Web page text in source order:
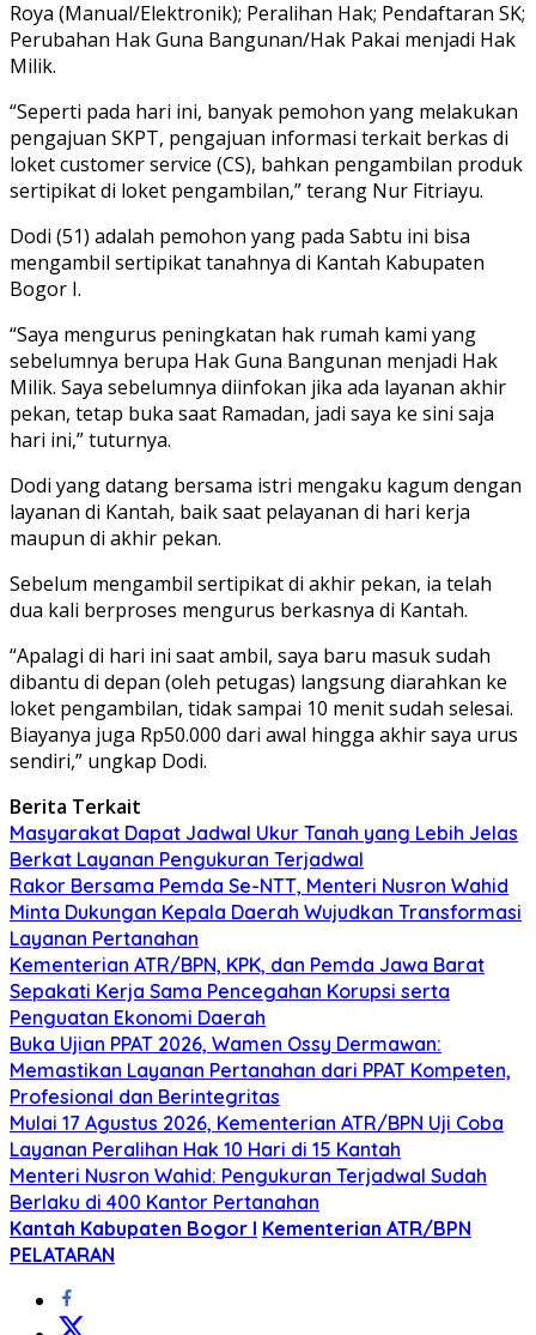
Roya (Manual/Elektronik); Peralihan Hak; Pendaftaran SK;
Perubahan Hak Guna Bangunan/Hak Pakai menjadi Hak
Milik.
“Seperti pada hari ini, banyak pemohon yang melakukan
pengajuan SKPT, pengajuan informasi terkait berkas di
loket customer service (CS), bahkan pengambilan produk
sertipikat di loket pengambilan,” terang Nur Fitriayu.
Dodi (51) adalah pemohon yang pada Sabtu ini bisa
mengambil sertipikat tanahnya di Kantah Kabupaten
Bogor I.
“Saya mengurus peningkatan hak rumah kami yang
sebelumnya berupa Hak Guna Bangunan menjadi Hak
Milik. Saya sebelumnya diinfokan jika ada layanan akhir
pekan, tetap buka saat Ramadan, jadi saya ke sini saja
hari ini,” tuturnya.
Dodi yang datang bersama istri mengaku kagum dengan
layanan di Kantah, baik saat pelayanan di hari kerja
maupun di akhir pekan.
Sebelum mengambil sertipikat di akhir pekan, ia telah
dua kali berproses mengurus berkasnya di Kantah.
“Apalagi di hari ini saat ambil, saya baru masuk sudah
dibantu di depan (oleh petugas) langsung diarahkan ke
loket pengambilan, tidak sampai 10 menit sudah selesai.
Biayanya juga Rp50.000 dari awal hingga akhir saya urus
sendiri,” ungkap Dodi.
Berita Terkait
Masyarakat Dapat Jadwal Ukur Tanah yang Lebih Jelas
Berkat Layanan Pengukuran Terjadwal
Rakor Bersama Pemda Se-NTT, Menteri Nusron Wahid
Minta Dukungan Kepala Daerah Wujudkan Transformasi
Layanan Pertanahan
Kementerian ATR/BPN, KPK, dan Pemda Jawa Barat
Sepakati Kerja Sama Pencegahan Korupsi serta
Penguatan Ekonomi Daerah
Buka Ujian PPAT 2026, Wamen Ossy Dermawan:
Memastikan Layanan Pertanahan dari PPAT Kompeten,
Profesional dan Berintegritas
Mulai 17 Agustus 2026, Kementerian ATR/BPN Uji Coba
Layanan Peralihan Hak 10 Hari di 15 Kantah
Menteri Nusron Wahid: Pengukuran Terjadwal Sudah
Berlaku di 400 Kantor Pertanahan
Kantah Kabupaten Bogor I Kementerian ATR/BPN
PELATARAN